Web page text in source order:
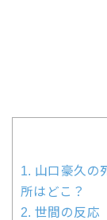
1. 山口豪久の
所はどこ？
2. 世間の反応